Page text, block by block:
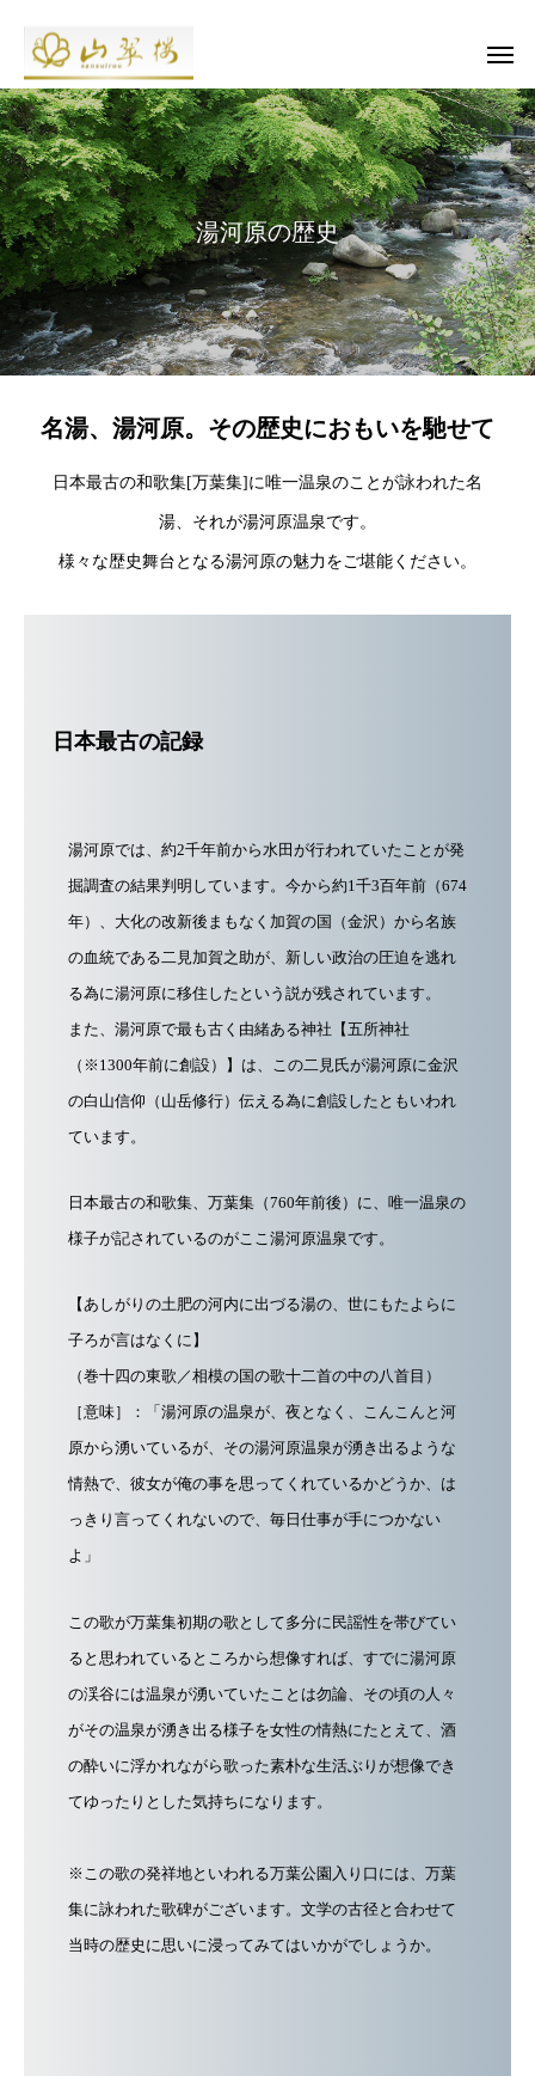
湯河原の歴史
名湯、湯河原。その歴史におもいを馳せて
日本最古の和歌集[万葉集]に唯一温泉のことが詠われた名
湯、それが湯河原温泉です。
様々な歴史舞台となる湯河原の魅力をご堪能ください。
日本最古の記録
湯河原では、約2千年前から水田が行われていたことが発
掘調査の結果判明しています。今から約1千3百年前（674
年）、大化の改新後まもなく加賀の国（金沢）から名族
の血統である二見加賀之助が、新しい政治の圧迫を逃れ
る為に湯河原に移住したという説が残されています。
また、湯河原で最も古く由緒ある神社【五所神社
（※1300年前に創設）】は、この二見氏が湯河原に金沢
の白山信仰（山岳修行）伝える為に創設したともいわれ
ています。
日本最古の和歌集、万葉集（760年前後）に、唯一温泉の
様子が記されているのがここ湯河原温泉です。
【あしがりの土肥の河内に出づる湯の、世にもたよらに
子ろが言はなくに】
（巻十四の東歌／相模の国の歌十二首の中の八首目）
［意味］：「湯河原の温泉が、夜となく、こんこんと河
原から湧いているが、その湯河原温泉が湧き出るような
情熱で、彼女が俺の事を思ってくれているかどうか、は
っきり言ってくれないので、毎日仕事が手につかない
よ」
この歌が万葉集初期の歌として多分に民謡性を帯びてい
ると思われているところから想像すれば、すでに湯河原
の渓谷には温泉が湧いていたことは勿論、その頃の人々
がその温泉が湧き出る様子を女性の情熱にたとえて、酒
の酔いに浮かれながら歌った素朴な生活ぶりが想像でき
てゆったりとした気持ちになります。
※この歌の発祥地といわれる万葉公園入り口には、万葉
集に詠われた歌碑がございます。文学の古径と合わせて
当時の歴史に思いに浸ってみてはいかがでしょうか。